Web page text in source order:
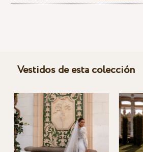
Vestidos de esta colección